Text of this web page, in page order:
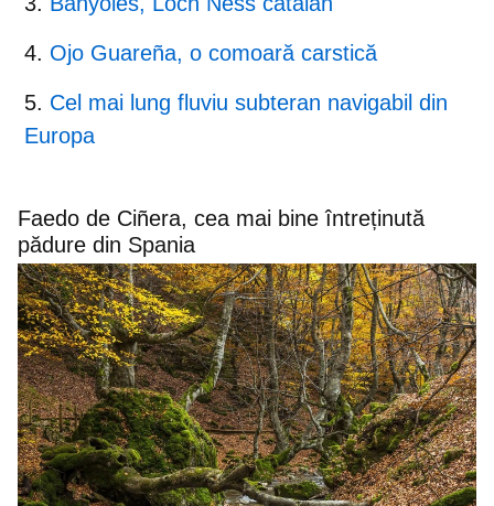
Ojo Guareña, o comoară carstică
Cel mai lung fluviu subteran navigabil din
Europa
Faedo de Ciñera, cea mai bine întreținută
pădure din Spania